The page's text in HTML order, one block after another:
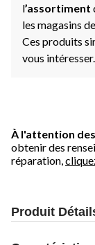
l’assortiment
les magasins
Ces produits
vous intéresser.
À l'attention
obtenir des
réparation,
Produit